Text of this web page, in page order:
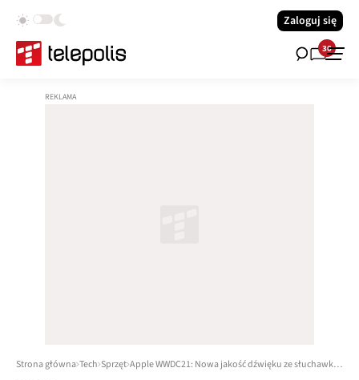
Zaloguj się
30
Strona główna Tech Sprzęt Apple WWDC21: Nowa jakość dźwięku ze słuchawkami AirPods Pro i AirPods Max